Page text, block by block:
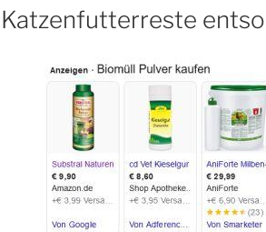
AM
Katzenfutterreste